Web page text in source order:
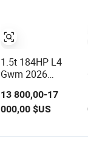
à essence
1.5t 184HP L4
Gwm 2026
Chien Voiture à
Essence SUV
13 800,00-17
000,00 $US